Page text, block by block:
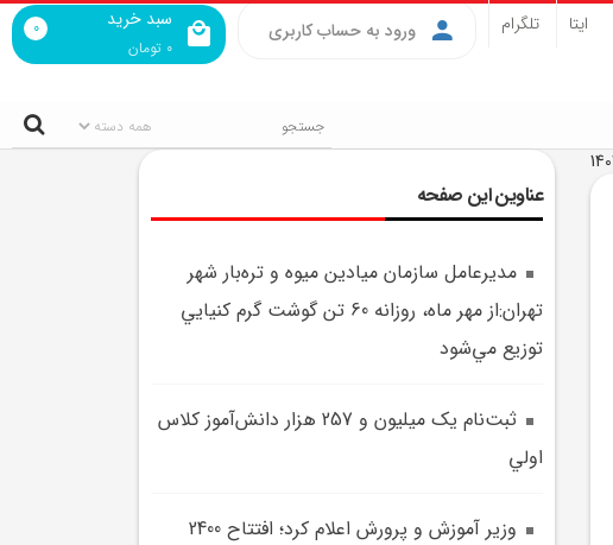
سبد خرید
0 تومان
0 ورود به حساب کاربری ایتا تلگرام
عناوین این صفحه
مديرعامل سازمان ميادين ميوه و تره‌بار شهر
تهران:از مهر ماه، روزانه 60 تن گوشت گرم کنيايي
توزيع مي‌شود
ثبت‌نام يک ميليون و 257 هزار دانش‌آموز کلاس
اولي
وزير آموزش و پرورش اعلام کرد؛ افتتاح 2400